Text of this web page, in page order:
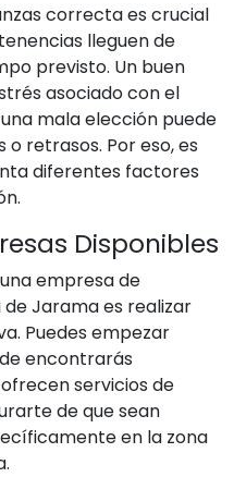
correcta es crucial
lleguen de
previsto. Un buen
asociado con el
mala elección puede
retrasos. Por eso, es
diferentes factores
Disponibles
empresa de
Jarama es realizar
Puedes empezar
encontrarás
servicios de
de que sean
en la zona